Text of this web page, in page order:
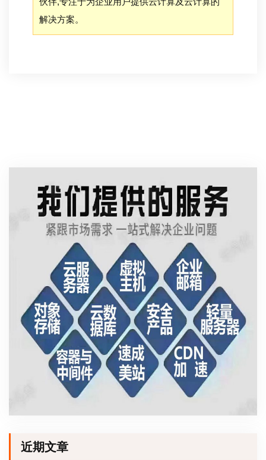
解决方案。
近期文章